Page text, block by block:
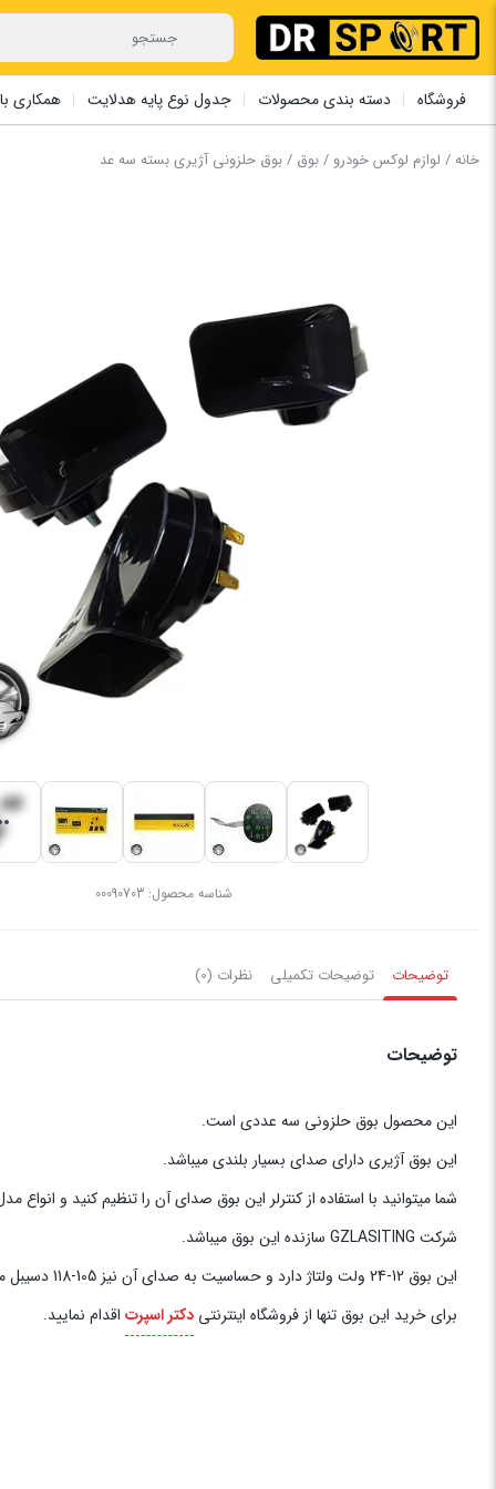
فروشگاه دسته بندی محصولات جدول نوع پایه هدلایت همکاری
خانه/ لوازم لوکس خودرو /بوق / بوق حلزونی آژیری بسته سه عد
شناسه محصول:00090703
توضیحات توضیحات تکمیلی نظرات (0)
توضیحات
این محصول بوق حلزونی سه عددی است.
این بوق آژیری دارای صدای بسیار بلندی میباشد.
شما میتوانید با استفاده از کنترلر این بوق صدای آن را تنظیم کنید و انواع
شرکت GZLASITING سازنده این بوق میباشد.
این بوق 12-24 ولت ولتاژ دارد و حساسیت به صدای آن نیز 105-118 دسیبل میباشد.
برای خرید این بوق تنها از فروشگاه اینترنتی دکتر اسپرت اقدام نمایید.